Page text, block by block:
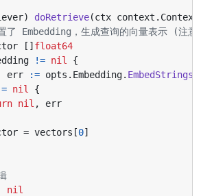
) doRetrieve(ctx context . Context
Embedding，生成查询的向量表示 (注
[]float64
!= nil
{
err := opts . Embedding. EmbedStrings
nil
{
nil ,
err
= vectors [0]
nil